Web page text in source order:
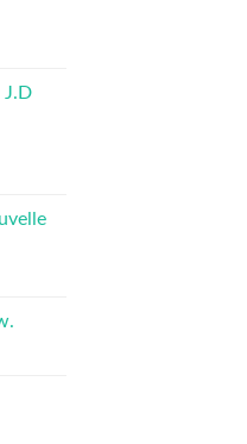
J.D